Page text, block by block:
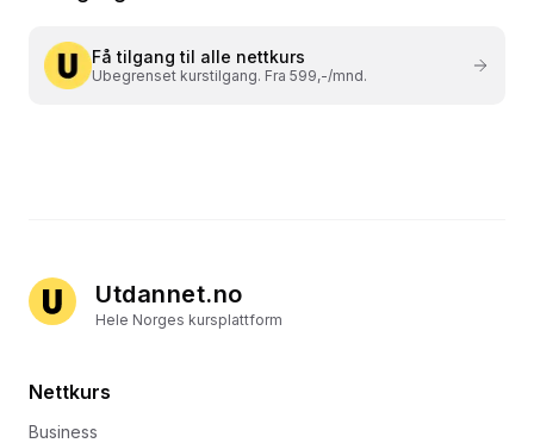
Få tilgang til alle nettkurs
Ubegrenset kurstilgang. Fra 599,-/mnd.
Utdannet.no
Hele Norges kursplattform
Nettkurs
Business